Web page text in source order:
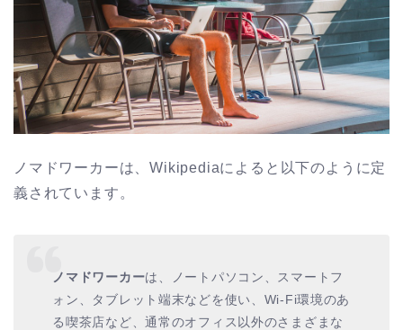
ノマドワーカーは、Wikipediaによると以下のように定
義されています。
ノマドワーカーは、ノートパソコン、スマートフ
ォン、タブレット端末などを使い、Wi-Fi環境のあ
る喫茶店など、通常のオフィス以外のさまざまな